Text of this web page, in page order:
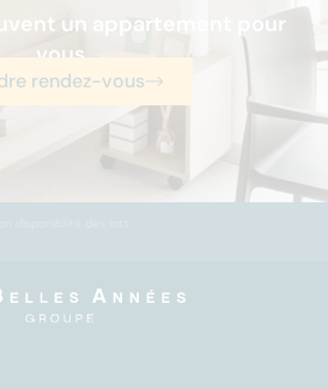
un appartement pour
vous
rendez-vous